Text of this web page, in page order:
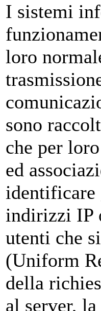
I sistemi
loro
sono
che per
ed
identificare
indirizzi IP
utenti che
(Uniform
della
al server,